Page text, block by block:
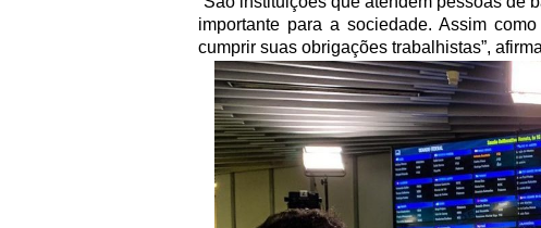
importante para a sociedade. Assim
cumprir suas obrigações trabalhistas”,